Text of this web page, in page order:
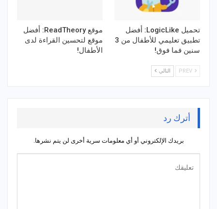
تحميل LogicLike: أفضل
تطبيق تعليمي للأطفال من 3
سنين فما فوق!
موقع ReadTheory: أفضل
موقع لتحسين القراءة لدى
الأطفال!
التالي
أترك رد
بريدك الإلكتروني أو أي معلومات سرية أخرى لن يتم نشرها.